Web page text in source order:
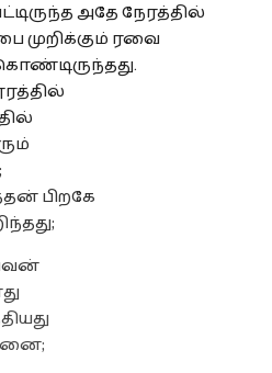
அதே நேரத்தில்
ரவை
பிறகே